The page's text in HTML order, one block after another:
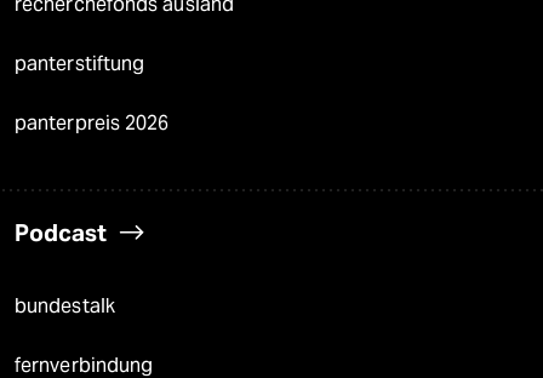
panterstiftung
panterpreis 2026
Podcast
bundestalk
fernverbindung